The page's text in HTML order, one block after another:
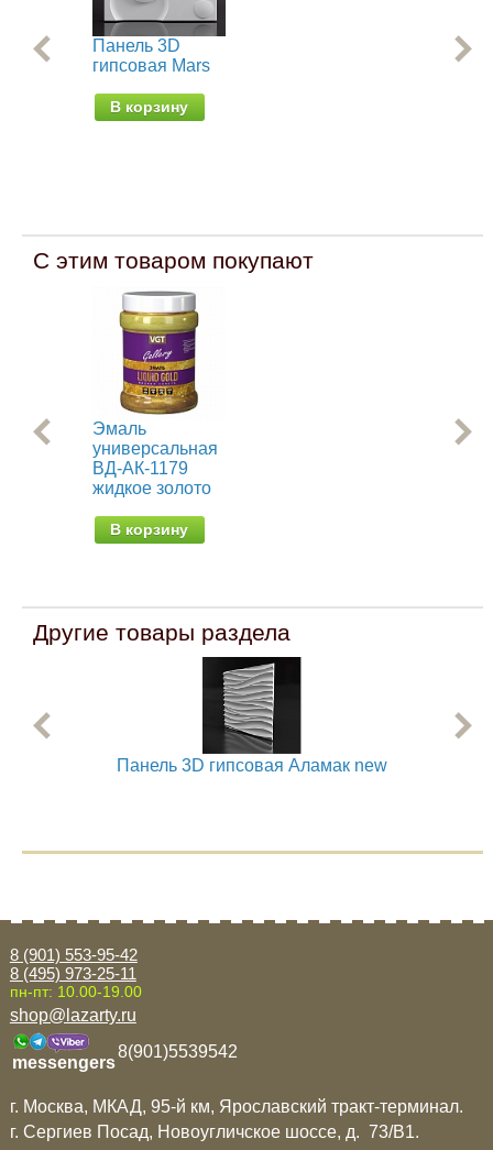
Панель 3D
гипсовая Mars
В корзину
С этим товаром покупают
Эмаль
универсальная
ВД-АК-1179
жидкое золото
В корзину
Другие товары раздела
Панель 3D гипсовая Аламак new
8 (901) 553-95-42
8 (495) 973-25-11
пн-пт: 10.00-19.00
shop@lazarty.ru
messengers
8(901)5539542
г. Москва, МКАД, 95-й км, Ярославский тракт-терминал.
г. Сергиев Посад, Новоугличское шоссе, д. 73/B1.